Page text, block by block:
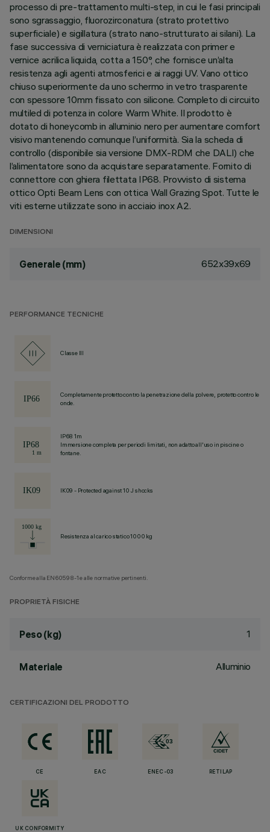
processo di pre-trattamento multi-step, in cui le fasi principali
sono sgrassaggio, fluorozirconatura (strato protettivo
superficiale) e sigillatura (strato nano-strutturato ai silani). La
fase successiva di verniciatura è realizzata con primer e
vernice acrilica liquida, cotta a 150°, che fornisce un’alta
resistenza agli agenti atmosferici e ai raggi UV. Vano ottico
chiuso superiormente da uno schermo in vetro trasparente
con spessore 10mm fissato con silicone. Completo di circuito
multiled di potenza in colore Warm White. Il prodotto è
dotato di honeycomb in alluminio nero per aumentare comfort
visivo mantenendo comunque l’uniformità. Sia la scheda di
controllo (disponibile sia versione DMX-RDM che DALI) che
l’alimentatore sono da acquistare separatamente. Fornito di
connettore con ghiera filettata IP68. Provvisto di sistema
ottico Opti Beam Lens con ottica Wall Grazing Spot. Tutte le
viti esterne utilizzate sono in acciaio inox A2.
DIMENSIONI
Generale (mm) 652x39x69
PERFORMANCE TECNICHE
Classe III
Completamente protetto contro la penetrazione della polvere, protetto contro le
onde.
IP68 1m
Immersione completa per periodi limitati, non adatto all'uso in piscine o
fontane.
IK09 - Protected against 10 J shocks
Resistenza al carico statico 1000 kg
Conforme alla EN60598-1 e alle normative pertinenti.
PROPRIETÀ FISICHE
Peso (kg) 1
Materiale Alluminio
CERTIFICAZIONI DEL PRODOTTO
CE EAC ENEC-03 RETILAP
UK CONFORMITY